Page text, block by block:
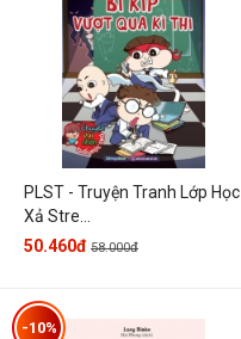
PLST - Truyện Tranh Lớp Học
Xả Stre...
50.460đ 58.000đ
-10%